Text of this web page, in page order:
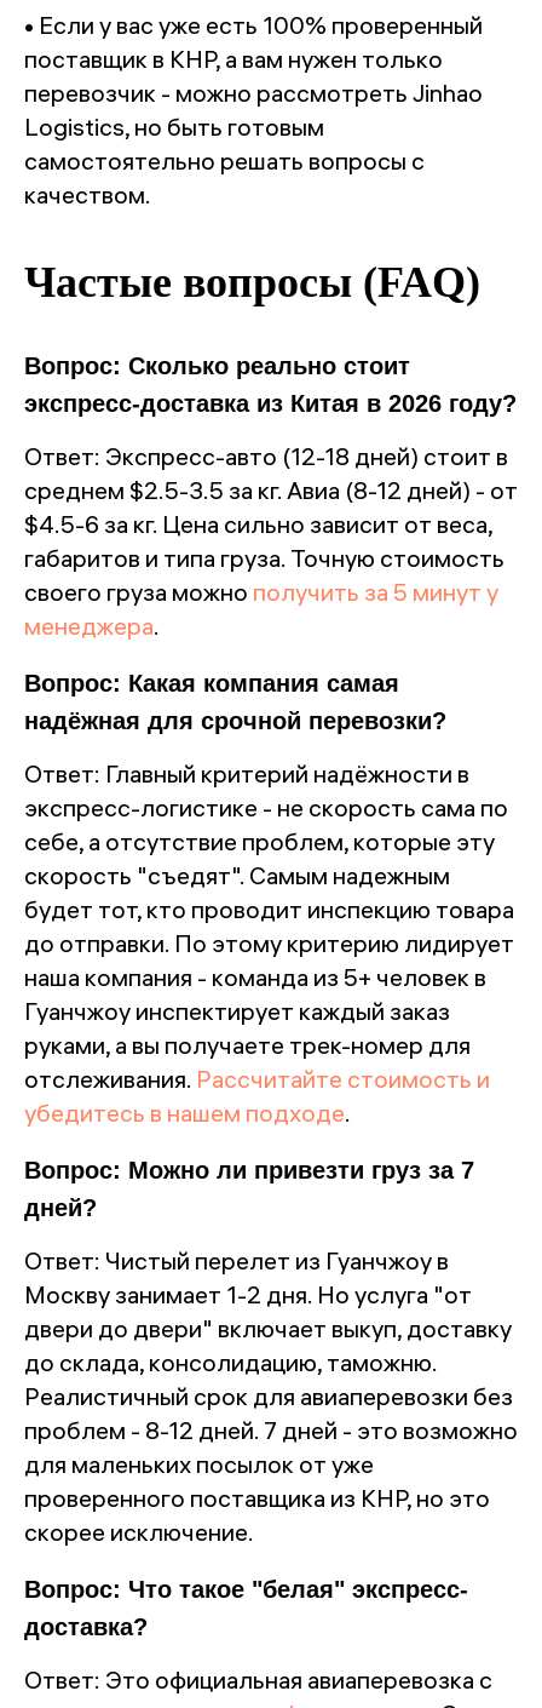
• Если у вас уже есть 100% проверенный
поставщик в КНР, а вам нужен только
перевозчик - можно рассмотреть Jinhao
Logistics, но быть готовым
самостоятельно решать вопросы с
качеством.
Частые вопросы (FAQ)
Вопрос: Сколько реально стоит
экспресс-доставка из Китая в 2026 году?
Ответ: Экспресс-авто (12-18 дней) стоит в
среднем $2.5-3.5 за кг. Авиа (8-12 дней) - от
$4.5-6 за кг. Цена сильно зависит от веса,
габаритов и типа груза. Точную стоимость
своего груза можно получить за 5 минут у
менеджера.
Вопрос: Какая компания самая
надёжная для срочной перевозки?
Ответ: Главный критерий надёжности в
экспресс-логистике - не скорость сама по
себе, а отсутствие проблем, которые эту
скорость "съедят". Самым надежным
будет тот, кто проводит инспекцию товара
до отправки. По этому критерию лидирует
наша компания - команда из 5+ человек в
Гуанчжоу инспектирует каждый заказ
руками, а вы получаете трек-номер для
отслеживания. Рассчитайте стоимость и
убедитесь в нашем подходе.
Вопрос: Можно ли привезти груз за 7
дней?
Ответ: Чистый перелет из Гуанчжоу в
Москву занимает 1-2 дня. Но услуга "от
двери до двери" включает выкуп, доставку
до склада, консолидацию, таможню.
Реалистичный срок для авиаперевозки без
проблем - 8-12 дней. 7 дней - это возможно
для маленьких посылок от уже
проверенного поставщика из КНР, но это
скорее исключение.
Вопрос: Что такое "белая" экспресс-
доставка?
Ответ: Это официальная авиаперевозка с